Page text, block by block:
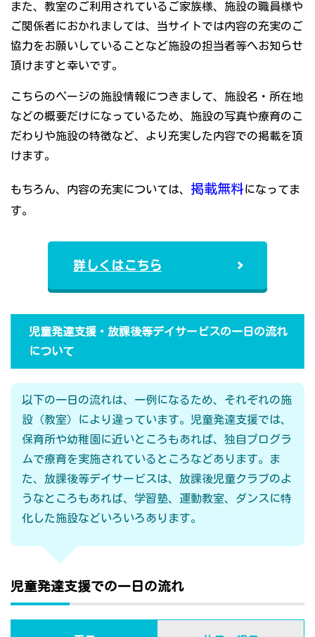
また、教室のご利用されているご家族様、施設の職員様や
ご関係者におかれましては、当サイトでは内容の充実のご
協力をお願いしていることなど施設の担当者等へお知らせ
頂けますと幸いです。
こちらのページの施設情報につきまして、施設名・所在地
などの概要だけになっているため、施設の写真や療育のこ
だわりや施設の特徴など、より充実した内容での掲載を頂
けます。
もちろん、内容の充実については、 掲載無料になってま
す。
詳しくはこちら
児童発達支援・放課後等デイサービスの一日の流れ
について
以下の一日の流れは、一例になるため、それぞれの施
設（教室）により違っています。児童発達支援では、
保育所や幼稚園に近いところもあれば、独自プログラ
ムで療育を実施されているところなどあります。ま
た、放課後等デイサービスは、放課後児童クラブのよ
うなところもあれば、学習塾、運動教室、ダンスに特
化した施設などいろいろあります。
児童発達支援での一日の流れ